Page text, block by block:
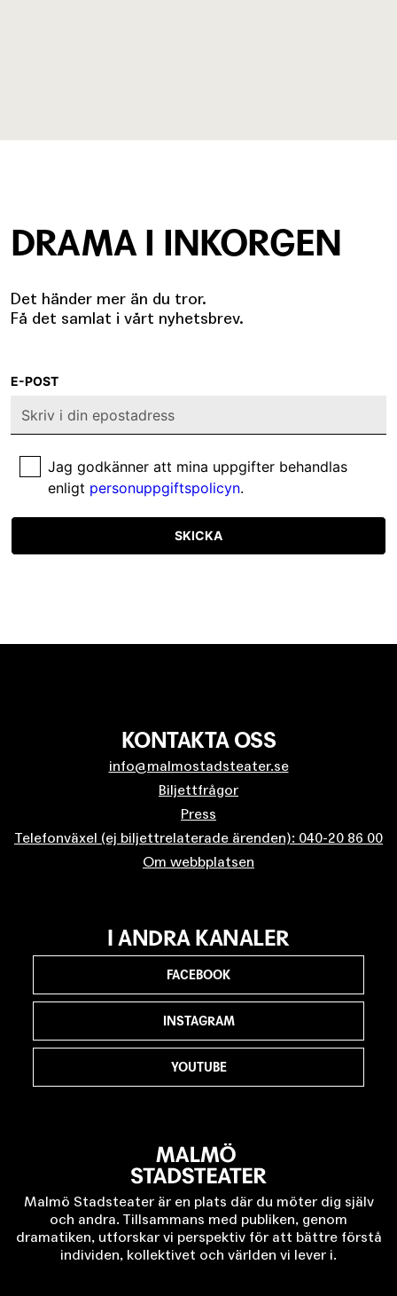
DRAMA I INKORGEN
Det händer mer än du tror.
Få det samlat i vårt nyhetsbrev.
E-POST
Jag godkänner att mina uppgifter behandlas
enligt personuppgiftspolicyn.
SKICKA
KONTAKTA OSS
info@malmostadsteater.se
Biljettfrågor
Press
Telefonväxel (ej biljettrelaterade ärenden): 040-20 86 00
Om webbplatsen
Malmö Stadsteater är en plats där du möter dig själv
och andra. Tillsammans med publiken, genom
dramatiken, utforskar vi perspektiv för att bättre förstå
individen, kollektivet och världen vi lever i.
I ANDRA KANALER
FACEBOOK
INSTAGRAM
YOUTUBE